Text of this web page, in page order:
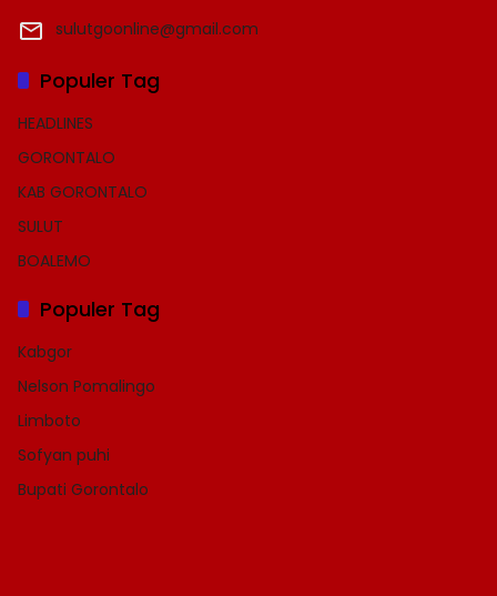
sulutgoonline@gmail.com
Populer Tag
HEADLINES
GORONTALO
KAB GORONTALO
SULUT
BOALEMO
Populer Tag
Kabgor
Nelson Pomalingo
Limboto
Sofyan puhi
Bupati Gorontalo